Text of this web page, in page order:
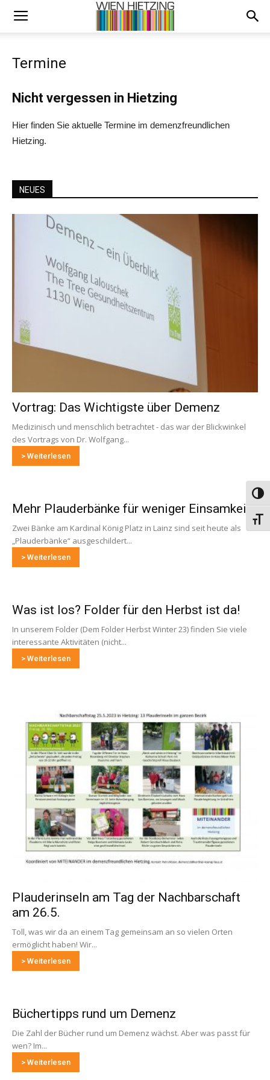
Termine
Nicht vergessen in Hietzing
Hier finden Sie aktuelle Termine im demenzfreundlichen
Hietzing.
NEUES
Vortrag: Das Wichtigste über Demenz
Medizinisch und menschlich betrachtet - das war der Blickwinkel
des Vortrags von Dr. Wolfgang...
> Weiterlesen
Mehr Plauderbänke für weniger Einsamkeit
Zwei Bänke am Kardinal König Platz in Lainz sind seit heute als
„Plauderbänke“ ausgeschildert...
> Weiterlesen
Was ist los? Folder für den Herbst ist da!
In unserem Folder (Dem Folder Herbst Winter 23) finden Sie viele
interessante Aktivitäten (nicht...
> Weiterlesen
Plauderinseln am Tag der Nachbarschaft
am 26.5.
Toll, was wir da an einem Tag gemeinsam an so vielen Orten
ermöglicht haben! Wir...
> Weiterlesen
Büchertipps rund um Demenz
Die Zahl der Bücher rund um Demenz wächst. Aber was passt für
wen? Im...
> Weiterlesen